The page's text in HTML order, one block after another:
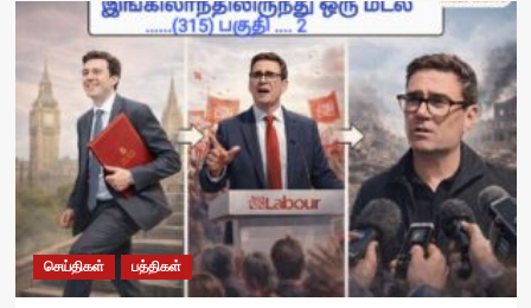
செய்திகள் பத்திகள்